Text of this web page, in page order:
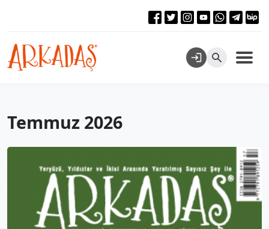
Temmuz 2026